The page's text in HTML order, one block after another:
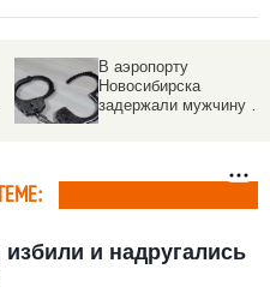
В аэропорту
Новосибирска
задержали мужчину с
и надругались